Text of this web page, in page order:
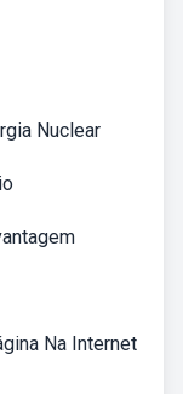
Nuclear
Na Internet